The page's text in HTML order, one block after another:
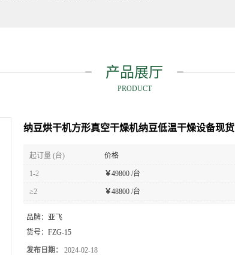
产品展厅
PRODUCT
纳豆烘干机方形真空干燥机纳豆低温干燥设备现货
起订量 (台) 价格
1-2 ￥49800 /台
≥2 ￥48800 /台
品牌： 亚飞
货号： FZG-15
发布日期： 2024-02-18